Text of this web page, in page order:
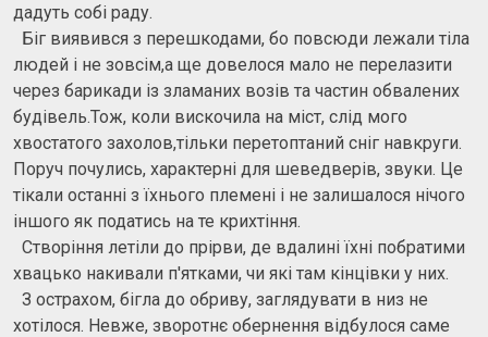
дадуть собі раду.
Біг виявився з перешкодами, бо повсюди лежали тіла
людей і не зовсім,а ще довелося мало не перелазити
через барикади із зламаних возів та частин обвалених
будівель.Тож, коли вискочила на міст, слід мого
хвостатого захолов,тільки перетоптаний сніг навкруги.
Поруч почулись, характерні для шеведверів, звуки. Це
тікали останні з їхнього племені і не залишалося нічого
іншого як податись на те крихтіння.
Створіння летіли до прірви, де вдалині їхні побратими
хвацько накивали п'ятками, чи які там кінцівки у них.
З острахом, бігла до обриву, заглядувати в низ не
хотілося. Невже, зворотнє обернення відбулося саме